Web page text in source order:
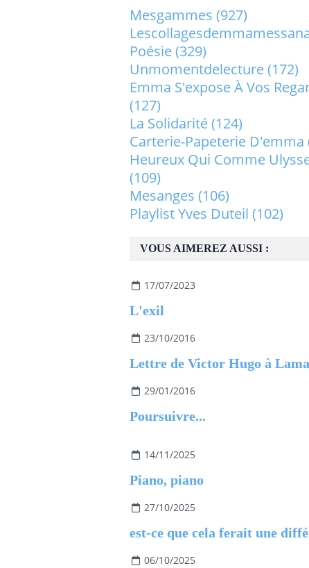
VOUS AIMEREZ AUSSI :
17/07/2023
L'exil
23/10/2016
Lettre de Victor Hugo à
29/01/2016
Poursuivre...
14/11/2025
Piano, piano
27/10/2025
est-ce que cela ferait une
06/10/2025
Mesgammes (927)
Poésie(329)
Unmomentdelecture(172)
Emma S'expose À Vos
(127)
La Solidarité(124)
Carterie-Papeterie D'emma
Heureux Qui Comme
(109)
Mesanges (106)
Playlist Yves Duteil (102)